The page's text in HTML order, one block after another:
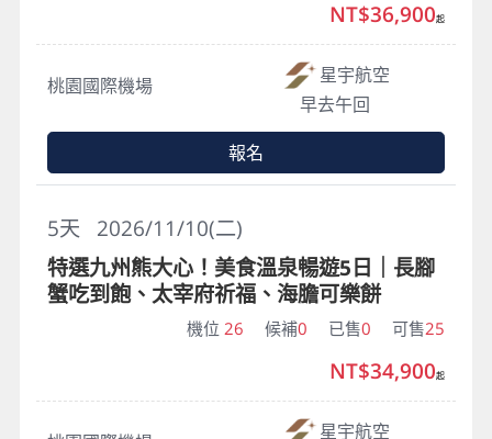
桃園國際機場
星宇航空
早去午回
NT$36,900起
報名
2026/11/10(二)
5天
特選九州熊大心！美食溫泉暢遊5日｜長腳
蟹吃到飽、太宰府祈福、海膽可樂餅
機位 26 候補0 已售0 可售25
星宇航空
NT$34,900起